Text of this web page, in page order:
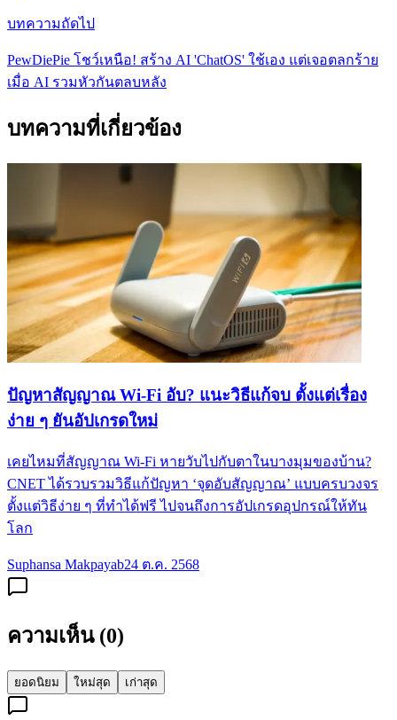
บทความถัดไป
PewDiePie โชว์เหนือ! สร้าง AI 'ChatOS' ใช้เอง แต่เจอตลกร้าย
เมื่อ AI รวมหัวกันตลบหลัง
บทความที่เกี่ยวข้อง
ปัญหาสัญญาณ Wi-Fi อับ? แนะวิธีแก้จบ ตั้งแต่เรื่อง
ง่าย ๆ ยันอัปเกรดใหม่
เคยไหมที่สัญญาณ Wi-Fi หายวับไปกับตาในบางมุมของบ้าน?
CNET ได้รวบรวมวิธีแก้ปัญหา ‘จุดอับสัญญาณ’ แบบครบวงจร
ตั้งแต่วิธีง่าย ๆ ที่ทำได้ฟรี ไปจนถึงการอัปเกรดอุปกรณ์ให้ทัน
โลก
Suphansa Makpayab24 ต.ค. 2568
ความเห็น (0)
ยอดนิยม ใหม่สุด เก่าสุด